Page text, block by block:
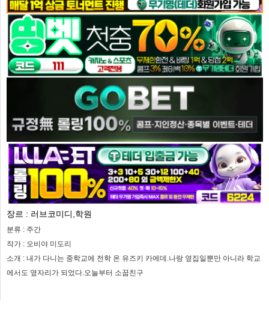
장르 : 러브코미디,학원
분류 : 주간
작가 : 오비야 미도리
소개 : 내가 다니는 중학교에 전학 온 유즈키 카에데.나랑 옆집일뿐만 아니라 학교
에서도 옆자리가 되었다.오늘부터 소꿉친구